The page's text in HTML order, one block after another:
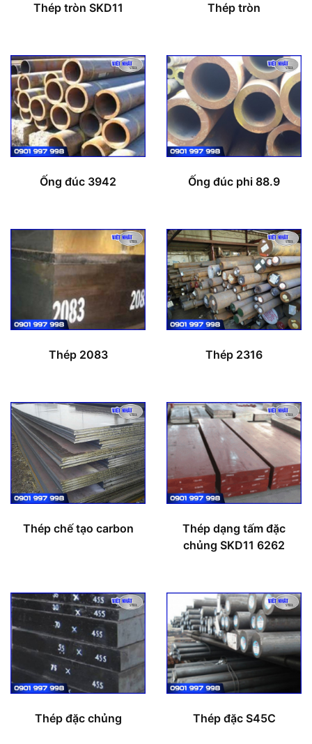
Thép tròn SKD11 Thép tròn
Ống đúc 3942 Ống đúc phi 88.9
Thép 2083 Thép 2316
Thép chế tạo carbon
Thép dạng tấm đặc
chủng SKD11 6262
Thép đặc chủng Thép đặc S45C